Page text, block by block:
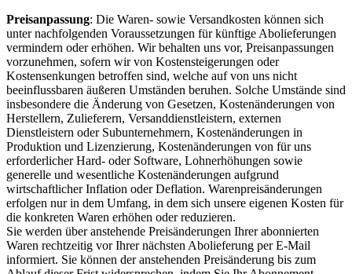
Preisanpassung: Die Waren- sowie Versandkosten können sich
unter nachfolgenden Voraussetzungen für künftige Abolieferungen
vermindern oder erhöhen. Wir behalten uns vor, Preisanpassungen
vorzunehmen, sofern wir von Kostensteigerungen oder
Kostensenkungen betroffen sind, welche auf von uns nicht
beeinflussbaren äußeren Umständen beruhen. Solche Umstände sind
insbesondere die Änderung von Gesetzen, Kostenänderungen von
Herstellern, Zulieferern, Versanddienstleistern, externen
Dienstleistern oder Subunternehmern, Kostenänderungen in
Produktion und Lizenzierung, Kostenänderungen von für uns
erforderlicher Hard- oder Software, Lohnerhöhungen sowie
generelle und wesentliche Kostenänderungen aufgrund
wirtschaftlicher Inflation oder Deflation. Warenpreisänderungen
erfolgen nur in dem Umfang, in dem sich unsere eigenen Kosten für
die konkreten Waren erhöhen oder reduzieren.
Sie werden über anstehende Preisänderungen Ihrer abonnierten
Waren rechtzeitig vor Ihrer nächsten Abolieferung per E-Mail
informiert. Sie können der anstehenden Preisänderung bis zum